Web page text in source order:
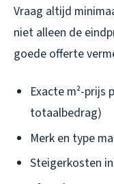
Vraag altijd
niet alleen de
goede offerte
Exacte m²-prijs
totaalbedrag)
Merk en type
Steigerkosten